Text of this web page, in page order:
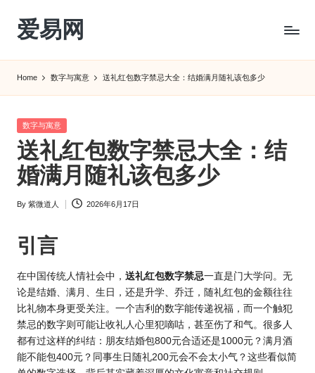
Skip
content
爱易网
转
农
历
阴
历
Home 数字与寓意 送礼红包数字禁忌大全：结婚满月随礼该包多少
Posted
数字与寓意
送礼红包数字禁忌大全：结
婚满月随礼该包多少
Posted
By 紫微道人 2026年6月17日
引言
在中国传统人情社会中， 送礼红包数字禁忌一直是门大学问。无
论是结婚、满月、生日，还是升学、乔迁，随礼红包的金额往往
比礼物本身更受关注。一个吉利的数字能传递祝福，而一个触犯
禁忌的数字则可能让收礼人心里犯嘀咕，甚至伤了和气。很多人
都有过这样的纠结：朋友结婚包800元合适还是1000元？满月酒
能不能包400元？同事生日随礼200元会不会太小气？这些看似简